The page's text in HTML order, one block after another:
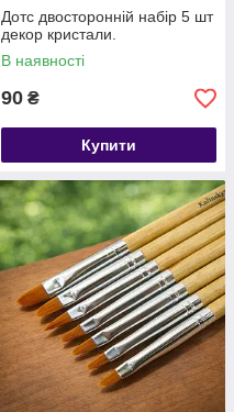
Дотс двосторонній набір 5 шт
декор кристали.
В наявності
90 ₴
Купити